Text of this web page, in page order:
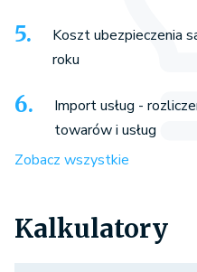
Koszt ubezpieczenia
roku
Import usług -
towarów i usług
Zobacz wszystkie
Kalkulatory